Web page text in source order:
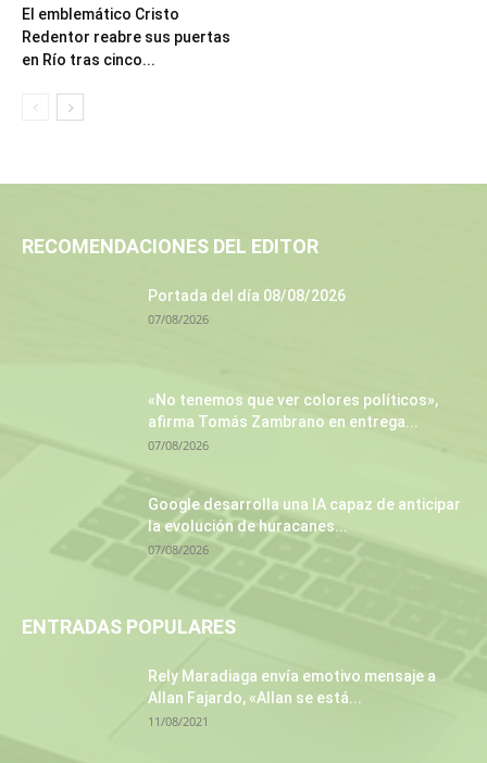
El emblemático Cristo
Redentor reabre sus puertas
en Río tras cinco...
RECOMENDACIONES DEL EDITOR
Portada del día 08/08/2026
07/08/2026
«No tenemos que ver colores políticos»,
afirma Tomás Zambrano en entrega...
07/08/2026
Google desarrolla una IA capaz de anticipar
la evolución de huracanes...
07/08/2026
ENTRADAS POPULARES
Rely Maradiaga envía emotivo mensaje a
Allan Fajardo, «Allan se está...
11/08/2021